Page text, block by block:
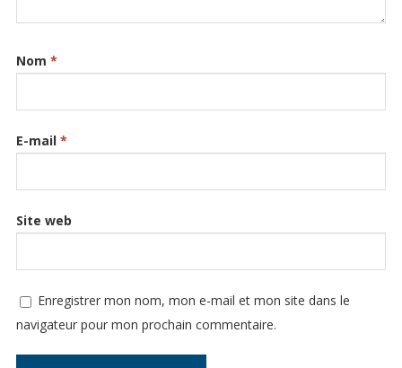
Nom *
E-mail *
Site web
Enregistrer mon nom, mon e-mail et mon site dans le
navigateur pour mon prochain commentaire.